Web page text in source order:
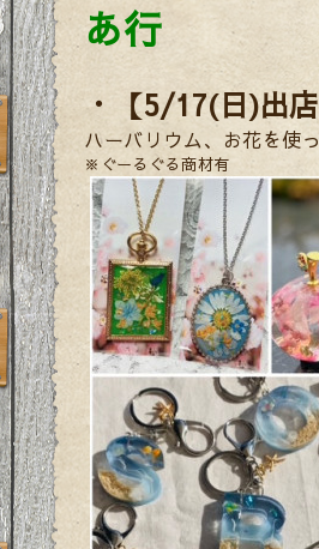
あ行
・【5/17(日)出
ハーバリウム、お花を使
※ぐーるぐる商材有